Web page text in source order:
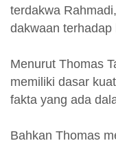
terdakwa
dakwaan
Menurut Thomas
memiliki dasar
fakta yang ada
Bahkan Thomas